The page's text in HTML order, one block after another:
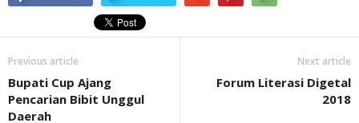
Previous article
Bupati Cup Ajang
Pencarian Bibit Unggul
Daerah
Next article
Forum Literasi Digetal
2018